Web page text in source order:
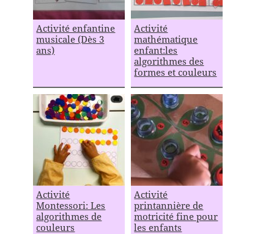
Activité enfantine
musicale (Dès 3
ans)
Activité
mathématique
enfant:les
algorithmes des
formes et couleurs
Activité
Montessori: Les
algorithmes de
couleurs
Activité
printannière de
motricité fine pour
les enfants